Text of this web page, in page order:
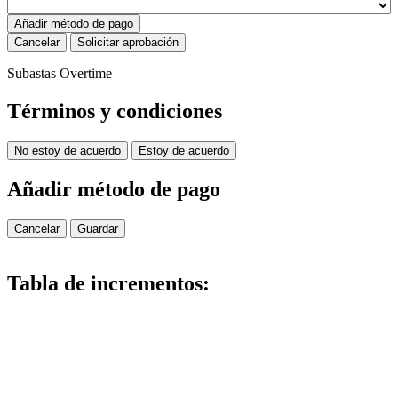
Añadir método de pago
Cancelar
Solicitar aprobación
Subastas Overtime
Términos y condiciones
No estoy de acuerdo Estoy de acuerdo
Añadir método de pago
Cancelar Guardar
Tabla de incrementos: